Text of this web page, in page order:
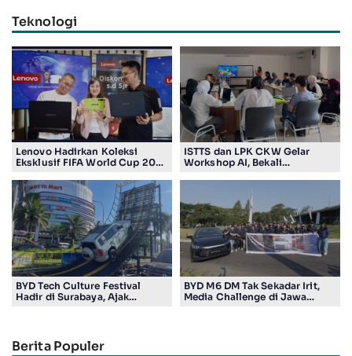
Teknologi
Lenovo Hadirkan Koleksi
Eksklusif FIFA World Cup 2026
Penggemar Teknologi dan
Sepak Bola
ISTTS dan LPK CKW Gelar
Workshop AI, Bekali
BYD Tech Culture Festival
Hadir di Surabaya, Ajak
BYD M6 DM Tak Sekadar Irit,
Media Challenge di Jawa
Berita Populer